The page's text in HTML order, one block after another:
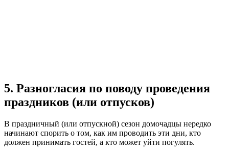
5. Разногласия по поводу проведения
праздников (или отпусков)
В праздничный (или отпускной) сезон домочадцы нередко
начинают спорить о том, как им проводить эти дни, кто
должен принимать гостей, а кто может уйти погулять.